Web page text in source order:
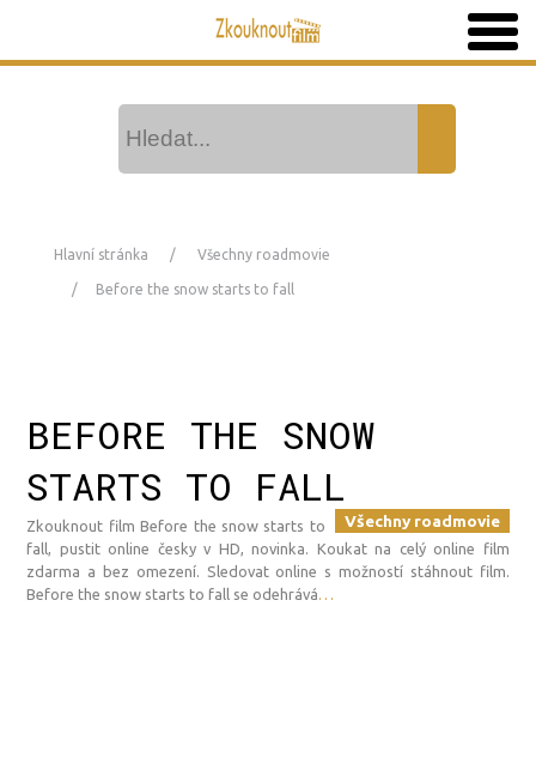
Hlavní stránka Všechny roadmovie
Before the snow starts to fall
BEFORE THE SNOW
STARTS TO FALL
Všechny roadmovie
Zkouknout film Before the snow starts to
fall, pustit online česky v HD, novinka. Koukat na celý online film
zdarma a bez omezení. Sledovat online s možností stáhnout film.
Before the snow starts to fall se odehrává